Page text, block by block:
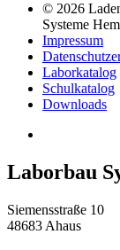
© 2026
Systeme
Impressum
Laborkatalog
Schulkatalog
Downloads
Laborbau
Siemensstraße 10
48683 Ahaus